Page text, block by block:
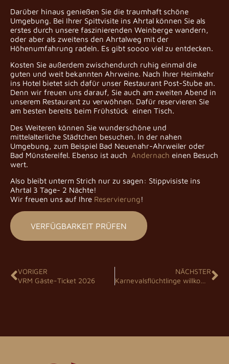
Darüber hinaus genießen Sie die traumhaft schöne
Umgebung. Bei Ihrer Spittvisite ins Ahrtal können Sie als
erstes durch unsere faszinierenden Weinberge wandern,
oder aber als zweitens den Ahrtalweg mit der
Höhenumfahrung radeln. Es gibt soooo viel zu entdecken.
Kosten Sie außerdem zwischendurch ruhig einmal die
guten und weit bekannten Ahrweine. Nach Ihrer Heimkehr
ins Hotel bietet sich dafür unser Restaurant Post-Stube an.
Denn wir freuen uns darauf, Sie auch am zweiten Abend in
unserem Restaurant zu verwöhnen. Dafür reservieren Sie
am besten bereits beim Frühstück einen Tisch.
Des Weiteren können Sie wunderschöne und
mittelalterliche Städtchen besuchen. In der nahen
Umgebung, zum Beispiel Bad Neuenahr-Ahrweiler oder
Bad Münstereifel. Ebenso ist auch Andernach einen Besuch
wert.
Also bleibt unterm Strich nur zu sagen: Stippvisiste ins
Ahrtal 3 Tage- 2 Nächte!
Wir freuen uns auf Ihre Reservierung!
VERFÜGBARKEIT PRÜFEN
VORIGER
VRM Gäste-Ticket 2026
NÄCHSTER
Karnevalsflüchtlinge willkommen 2027